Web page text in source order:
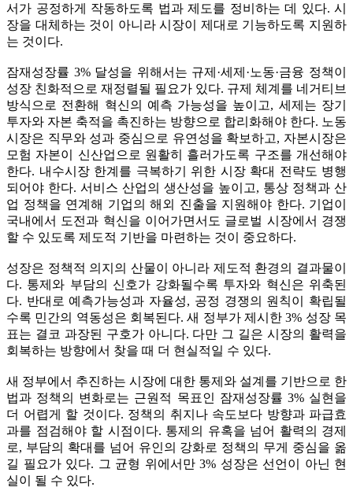
서가 공정하게 작동하도록 법과 제도를 정비하는 데 있다. 시
장을 대체하는 것이 아니라 시장이 제대로 기능하도록 지원하
는 것이다.
잠재성장률 3% 달성을 위해서는 규제·세제·노동·금융 정책이
성장 친화적으로 재정렬될 필요가 있다. 규제 체계를 네거티브
방식으로 전환해 혁신의 예측 가능성을 높이고, 세제는 장기
투자와 자본 축적을 촉진하는 방향으로 합리화해야 한다. 노동
시장은 직무와 성과 중심으로 유연성을 확보하고, 자본시장은
모험 자본이 신산업으로 원활히 흘러가도록 구조를 개선해야
한다. 내수시장 한계를 극복하기 위한 시장 확대 전략도 병행
되어야 한다. 서비스 산업의 생산성을 높이고, 통상 정책과 산
업 정책을 연계해 기업의 해외 진출을 지원해야 한다. 기업이
국내에서 도전과 혁신을 이어가면서도 글로벌 시장에서 경쟁
할 수 있도록 제도적 기반을 마련하는 것이 중요하다.
성장은 정책적 의지의 산물이 아니라 제도적 환경의 결과물이
다. 통제와 부담의 신호가 강화될수록 투자와 혁신은 위축된
다. 반대로 예측가능성과 자율성, 공정 경쟁의 원칙이 확립될
수록 민간의 역동성은 회복된다. 새 정부가 제시한 3% 성장 목
표는 결코 과장된 구호가 아니다. 다만 그 길은 시장의 활력을
회복하는 방향에서 찾을 때 더 현실적일 수 있다.
새 정부에서 추진하는 시장에 대한 통제와 설계를 기반으로 한
법과 정책의 변화로는 근원적 목표인 잠재성장률 3% 실현을
더 어렵게 할 것이다. 정책의 취지나 속도보다 방향과 파급효
과를 점검해야 할 시점이다. 통제의 유혹을 넘어 활력의 경제
로, 부담의 확대를 넘어 유인의 강화로 정책의 무게 중심을 옮
길 필요가 있다. 그 균형 위에서만 3% 성장은 선언이 아닌 현
실이 될 수 있다.